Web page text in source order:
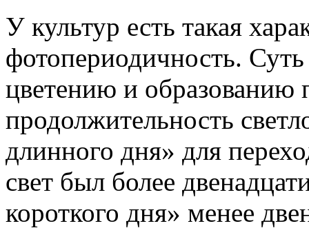
У культур есть такая
фотопериодичность.
цветению и образованию
продолжительность
длинного дня» для
свет был более
короткого дня» менее